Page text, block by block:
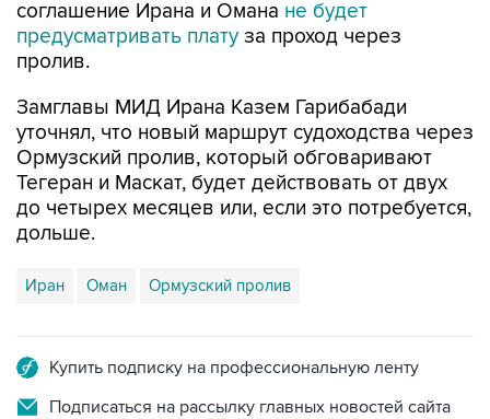
соглашение Ирана и Омана не будет
предусматривать плату за проход через
пролив.
Замглавы МИД Ирана Казем Гарибабади
уточнял, что новый маршрут судоходства через
Ормузский пролив, который обговаривают
Тегеран и Маскат, будет действовать от двух
до четырех месяцев или, если это потребуется,
дольше.
Иран Оман Ормузский пролив
Купить подписку на профессиональную ленту
Подписаться на рассылку главных новостей сайта